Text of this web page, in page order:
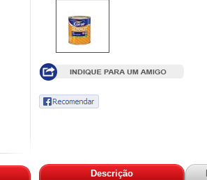
Descrição